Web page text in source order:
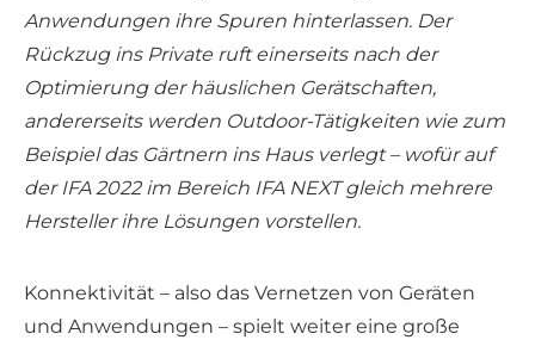
Anwendungen ihre Spuren hinterlassen. Der
Rückzug ins Private ruft einerseits nach der
Optimierung der häuslichen Gerätschaften,
andererseits werden Outdoor-Tätigkeiten wie zum
Beispiel das Gärtnern ins Haus verlegt – wofür auf
der IFA 2022 im Bereich IFA NEXT gleich mehrere
Hersteller ihre Lösungen vorstellen.
Konnektivität – also das Vernetzen von Geräten
und Anwendungen – spielt weiter eine große